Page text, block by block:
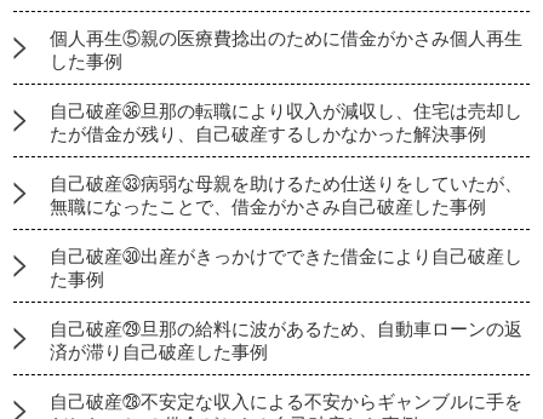
個人再生⑤親の医療費捻出のために借金がかさみ個人再生
した事例
自己破産㊱旦那の転職により収入が減収し、住宅は売却し
たが借金が残り、自己破産するしかなかった解決事例
自己破産㉝病弱な母親を助けるため仕送りをしていたが、
無職になったことで、借金がかさみ自己破産した事例
自己破産㉚出産がきっかけでできた借金により自己破産し
た事例
自己破産㉙旦那の給料に波があるため、自動車ローンの返
済が滞り自己破産した事例
自己破産㉘不安定な収入による不安からギャンブルに手を